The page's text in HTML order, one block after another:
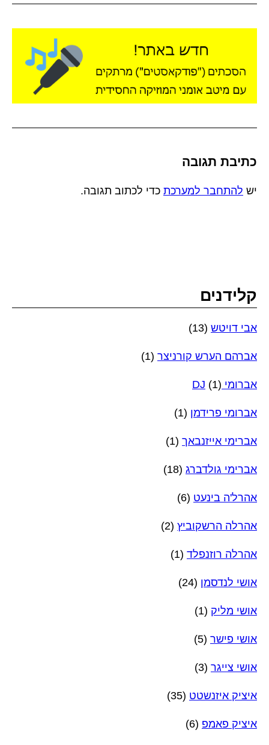
כתיבת תגובה
יש להתחבר למערכת כדי לכתוב תגובה.
קלידנים
אבי דויטש (13)
אברהם הערש קורניצר (1)
אברומי DJ (1)
אברומי פרידמן (1)
אברימי אייזנבאך (1)
אברימי גולדברג (18)
אהרל'ה בינעט (6)
אהרלה הרשקוביץ (2)
אהרלה רוזנפלד (1)
אושי לנדסמן (24)
אושי מליק (1)
אושי פישר (5)
אושי צייגר (3)
איציק איזנשטט (35)
איציק פאמפ (6)